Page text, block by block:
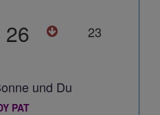
26 23
und Du
PAT